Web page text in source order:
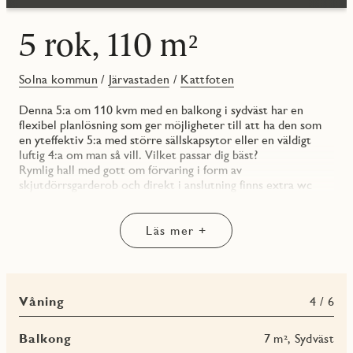
5 rok, 110 m²
Solna kommun / Järvastaden / Kattfoten
Denna 5:a om 110 kvm med en balkong i sydväst har en
flexibel planlösning som ger möjligheter till att ha den som
en yteffektiv 5:a med större sällskapsytor eller en väldigt
luftig 4:a om man så vill. Vilket passar dig bäst?
Rymlig hall med gott om förvaring i form av
skjutdörrsgarderob och direkt i anslutning finns extra wc
grå bänkskiva som spänner sig en bit upp på väggen och utgör
en bakkantslist. Rostfria vitvaror med matchande rostfri
blandare. Kyl, frys, diskmaskin, induktionshäll samt ugn. Allt
Badrummet är inrett i neutrala färger med vita kakelplattor
och golv i grå klinker. Här finns en praktisk kommod med
tvättställ i vitt, duschväggar i klarglas, förvaring i väggskåp
samt arbetsbänk som sträcker sig över både tvättmaskin och
Läs mer +
Våning 4 / 6
Balkong 7 m², Sydväst